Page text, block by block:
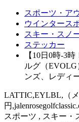
スポーツ・ア
ウインタース
スキー・スノ
ステッカー
【10日0時-3
ルグ（
ンズ、レディ
LATTIC,EYLBL,（
円
スポーツ , スキー・